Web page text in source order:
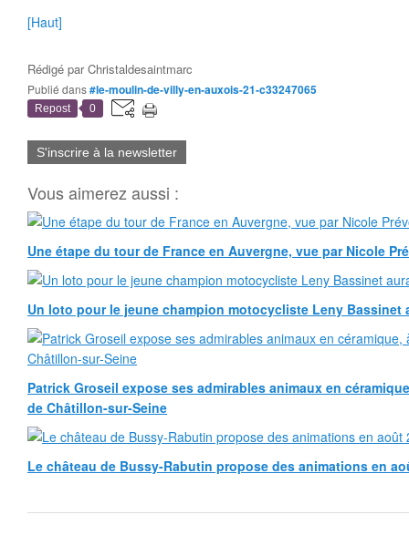
[Haut]
Rédigé parChristaldesaintmarc
Publié dans#le-moulin-de-villy-en-auxois-21-c33247065
Repost 0
S'inscrire à la newsletter
Vous aimerez aussi :
Une étape du tour de France en Auvergne, vue par Nicole
Un loto pour le jeune champion motocycliste Leny Bassinet
Patrick Groseil expose ses admirables animaux en
de Châtillon-sur-Seine
Le château de Bussy-Rabutin propose des animations en